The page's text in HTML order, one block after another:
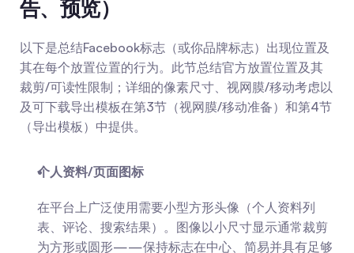
告、预览）
以下是总结Facebook标志（或你品牌标志）出现位置及
其在每个放置位置的行为。此节总结官方放置位置及其
裁剪/可读性限制；详细的像素尺寸、视网膜/移动考虑以
及可下载导出模板在第3节（视网膜/移动准备）和第4节
（导出模板）中提供。
个人资料/页面图标
在平台上广泛使用需要小型方形头像（个人资料列
表、评论、搜索结果）。图像以小尺寸显示通常裁剪
为方形或圆形——保持标志在中心、简易并具有足够